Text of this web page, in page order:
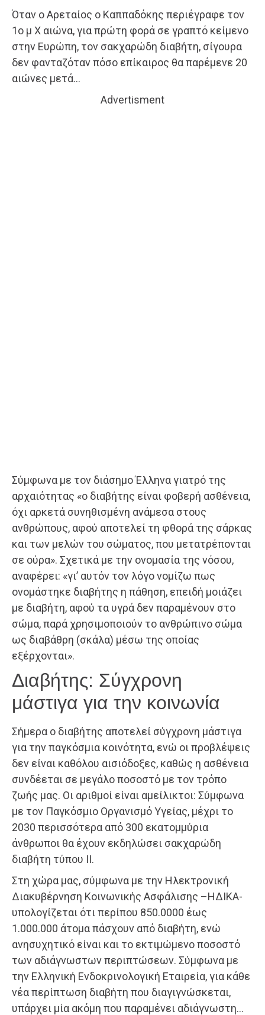
Όταν ο Αρεταίος ο Καππαδόκης περιέγραφε τον
1ο μ Χ αιώνα, για πρώτη φορά σε γραπτό κείμενο
στην Ευρώπη, τον σακχαρώδη διαβήτη, σίγουρα
δεν φανταζόταν πόσο επίκαιρος θα παρέμενε 20
αιώνες μετά…
Advertisment
Σύμφωνα με τον διάσημο Έλληνα γιατρό της
αρχαιότητας «ο διαβήτης είναι φοβερή ασθένεια,
όχι αρκετά συνηθισμένη ανάμεσα στους
ανθρώπους, αφού αποτελεί τη φθορά της σάρκας
και των μελών του σώματος, που μετατρέπονται
σε ούρα». Σχετικά με την ονομασία της νόσου,
αναφέρει: «γι’ αυτόν τον λόγο νομίζω πως
ονομάστηκε διαβήτης η πάθηση, επειδή μοιάζει
με διαβήτη, αφού τα υγρά δεν παραμένουν στο
σώμα, παρά χρησιμοποιούν το ανθρώπινο σώμα
ως διαβάθρη (σκάλα) μέσω της οποίας
εξέρχονται».
Διαβήτης: Σύγχρονη
μάστιγα για την κοινωνία
Σήμερα ο διαβήτης αποτελεί σύγχρονη μάστιγα
για την παγκόσμια κοινότητα, ενώ οι προβλέψεις
δεν είναι καθόλου αισιόδοξες, καθώς η ασθένεια
συνδέεται σε μεγάλο ποσοστό με τον τρόπο
ζωής μας. Οι αριθμοί είναι αμείλικτοι: Σύμφωνα
με τον Παγκόσμιο Οργανισμό Υγείας, μέχρι το
2030 περισσότερα από 300 εκατομμύρια
άνθρωποι θα έχουν εκδηλώσει σακχαρώδη
διαβήτη τύπου ΙΙ.
Στη χώρα μας, σύμφωνα με την Ηλεκτρονική
Διακυβέρνηση Κοινωνικής Ασφάλισης –ΗΔΙΚΑ-
υπολογίζεται ότι περίπου 850.0000 έως
1.000.000 άτομα πάσχουν από διαβήτη, ενώ
ανησυχητικό είναι και το εκτιμώμενο ποσοστό
των αδιάγνωστων περιπτώσεων. Σύμφωνα με
την Ελληνική Ενδοκρινολογική Εταιρεία, για κάθε
νέα περίπτωση διαβήτη που διαγιγνώσκεται,
υπάρχει μία ακόμη που παραμένει αδιάγνωστη…